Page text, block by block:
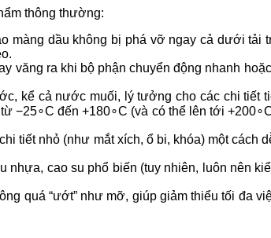
thông thường:
màng dầu không bị phá vỡ ngay cả dưới tải
văng ra khi bộ phận chuyển động nhanh
kể cả nước muối, lý tưởng cho các chi tiết
từ−25∘C đến+180∘C (và có thể lên tới +200∘
tiết nhỏ (như mắt xích, ổ bi, khóa) một cách
cao su phổ biến (tuy nhiên, luôn nên
quá “ướt” như mỡ, giúp giảm thiểu tối đa